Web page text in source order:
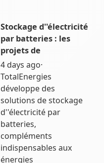
Stockage d''électricité
par batteries : les
projets de
4 days ago·
TotalEnergies
développe des
solutions de stockage
d''électricité par
batteries,
compléments
indispensables aux
énergies